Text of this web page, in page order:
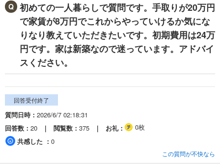
初めての一人暮らしで質問です。手取りが20万円
で家賃が8万円でこれからやっていけるか気にな
りなり教えていただきたいです。初期費用は24万
円です。家は新築なので迷っています。アドバイ
スください。
回答受付終了
質問日時
2026/6/7 02:18:31
回答数
20 閲覧数 375 お礼
0枚
共感した
0
この質問が不快なら